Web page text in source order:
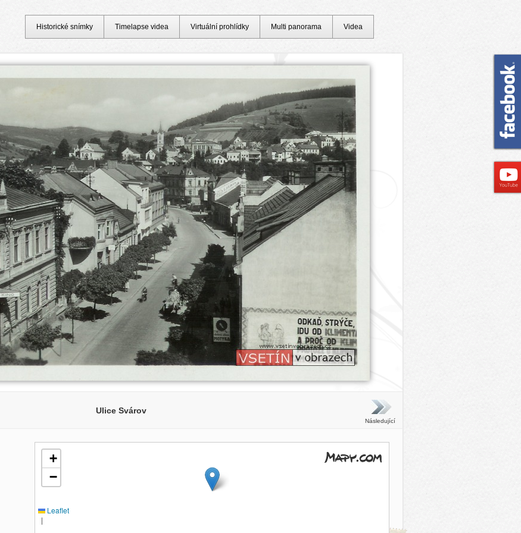
Ulice Svárov
Následující
+
−
Leaflet
|
Historické snímky Timelapse videa Virtuální prohlídky Multi panorama Videa